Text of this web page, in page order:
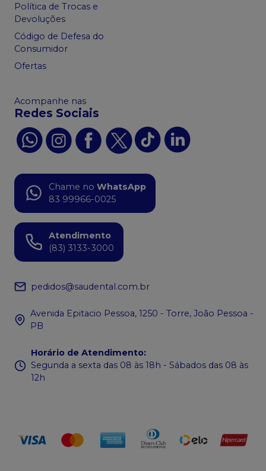
Política de Trocas e
Devoluções
Código de Defesa do
Consumidor
Ofertas
Acompanhe nas
Redes Sociais
Chame no WhatsApp
83 99966-0025
Atendimento
(83) 3133-3000
pedidos@saudental.com.br
Avenida Epitacio Pessoa, 1250 - Torre, João Pessoa -
PB
Horário de Atendimento:
Segunda a sexta das 08 às 18h - Sábados das 08 às
12h